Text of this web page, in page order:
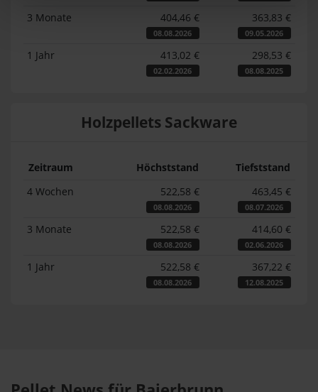
3 Monate 404,46 €
08.08.2026
363,83 €
09.05.2026
1 Jahr 413,02 €
02.02.2026
298,53 €
08.08.2025
Holzpellets Sackware
Zeitraum Höchststand
Tiefststand
4 Wochen
522,58 €
08.08.2026
463,45 €
08.07.2026
3 Monate 522,58 €
08.08.2026
414,60 €
02.06.2026
1 Jahr 522,58 €
08.08.2026
367,22 €
12.08.2025